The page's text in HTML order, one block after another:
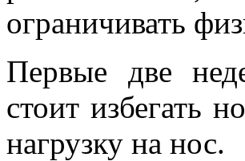
ограничивать
Первые две
стоит избегать
нагрузку на нос.